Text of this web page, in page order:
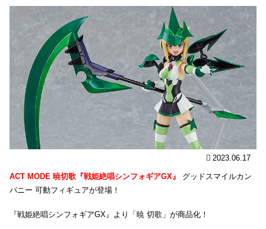
2023.06.17
ACT MODE 暁切歌『戦姫絶唱シンフォギアGX』
グッドスマイルカン
パニー 可動フィギュアが登場！
『戦姫絶唱シンフォギアGX』より「暁 切歌」が商品化！